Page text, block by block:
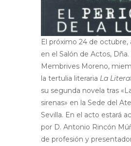
El próximo 24 de octubre,
en el Salón de Actos, Dña.
Membrives Moreno,
la tertulia literaria La
su segunda novela tras
sirenas» en la Sede del
Sevilla. En el acto estará
por D. Antonio Rincón
de profesión y